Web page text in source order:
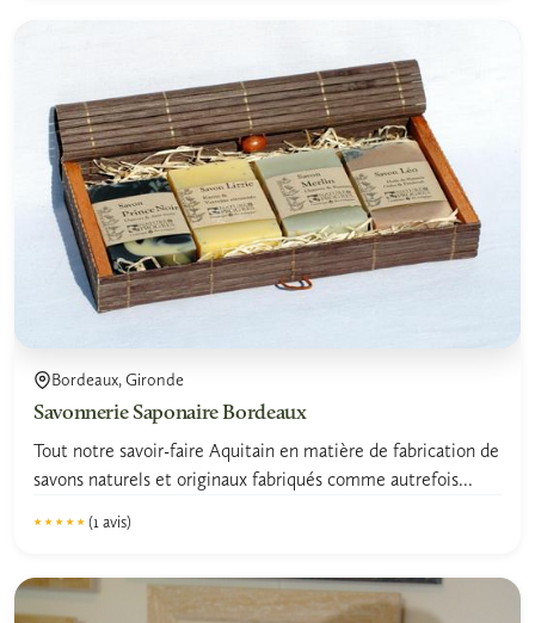
Bordeaux, Gironde
Savonnerie Saponaire Bordeaux
Tout notre savoir-faire Aquitain en matière de fabrication de
savons naturels et originaux fabriqués comme autrefois...
★★★★★
★★★★★ (1 avis)